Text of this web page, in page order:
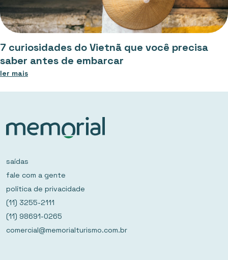
7 curiosidades do Vietnã que você precisa
saber antes de embarcar
ler mais
saídas
fale com a gente
política de privacidade
(11) 3255-2111
(11) 98691-0265
comercial@memorialturismo.com.br